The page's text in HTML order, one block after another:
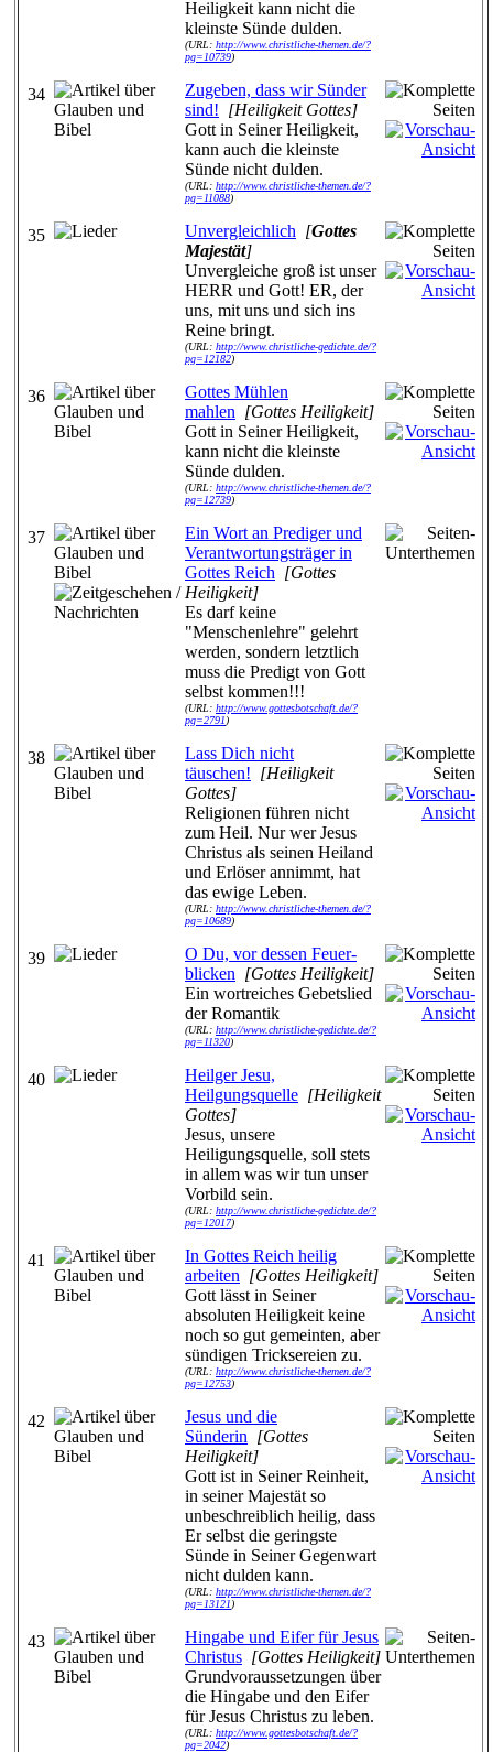
Heiligkeit kann nicht die
kleinste Sünde dulden.
(URL: http://www.christliche-themen.de/?
pg=10739)
34
Zugeben, dass wir Sünder
sind! [Heiligkeit Gottes]
Gott in Seiner Heiligkeit,
kann auch die kleinste
Sünde nicht dulden.
(URL: http://www.christliche-themen.de/?
pg=11088)
35 Unvergleichlich [Gottes
Majestät]
Unvergleiche groß ist unser
HERR und Gott! ER, der
uns, mit uns und sich ins
Reine bringt.
(URL: http://www.christliche-gedichte.de/?
pg=12182)
36
Gottes Mühlen
mahlen [Gottes Heiligkeit]
Gott in Seiner Heiligkeit,
kann nicht die kleinste
Sünde dulden.
(URL: http://www.christliche-themen.de/?
pg=12739)
37
Ein Wort an Prediger und
Verantwortungsträger in
Gottes Reich [Gottes
Heiligkeit]
Es darf keine
"Menschenlehre" gelehrt
werden, sondern letztlich
muss die Predigt von Gott
selbst kommen!!!
(URL: http://www.gottesbotschaft.de/?
pg=2791)
38
Lass Dich nicht
täuschen! [Heiligkeit
Gottes]
Religionen führen nicht
zum Heil. Nur wer Jesus
Christus als seinen Heiland
und Erlöser annimmt, hat
das ewige Leben.
(URL: http://www.christliche-themen.de/?
pg=10689)
39
O Du, vor dessen Feuer-
blicken [Gottes Heiligkeit]
Ein wortreiches Gebetslied
der Romantik
(URL: http://www.christliche-gedichte.de/?
pg=11320)
40
Heilger Jesu,
Heilgungsquelle [Heiligkeit
Gottes]
Jesus, unsere
Heiligungsquelle, soll stets
in allem was wir tun unser
Vorbild sein.
(URL: http://www.christliche-gedichte.de/?
pg=12017)
41
In Gottes Reich heilig
arbeiten [Gottes Heiligkeit]
Gott lässt in Seiner
absoluten Heiligkeit keine
noch so gut gemeinten, aber
sündigen Tricksereien zu.
(URL: http://www.christliche-themen.de/?
pg=12753)
42
Jesus und die
Sünderin [Gottes
Heiligkeit]
Gott ist in Seiner Reinheit,
in seiner Majestät so
unbeschreiblich heilig, dass
Er selbst die geringste
Sünde in Seiner Gegenwart
nicht dulden kann.
(URL: http://www.christliche-themen.de/?
pg=13121)
43
Hingabe und Eifer für Jesus
Christus [Gottes Heiligkeit]
Grundvoraussetzungen über
die Hingabe und den Eifer
für Jesus Christus zu leben.
(URL: http://www.gottesbotschaft.de/?
pg=2042)